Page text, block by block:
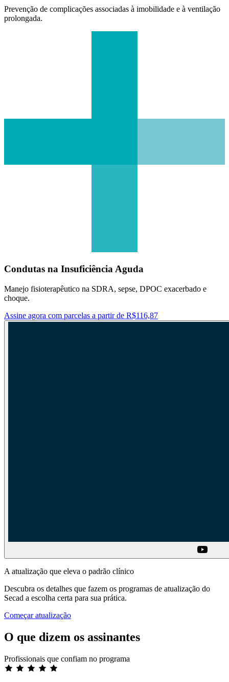
Prevenção de complicações associadas à imobilidade e à ventilação
prolongada.
Condutas na Insuficiência Aguda
Manejo fisioterapêutico na SDRA, sepse, DPOC exacerbado e
choque.
Assine agora com parcelas a partir de R$116,87
A atualização que eleva o padrão clínico
Descubra os detalhes que fazem os programas de atualização do
Secad a escolha certa para sua prática.
Começar atualização
O que dizem os assinantes
Profissionais que confiam no programa